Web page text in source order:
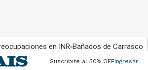
en INR Bañados de Carrasco
Suscribite al 50% OFFIngresar